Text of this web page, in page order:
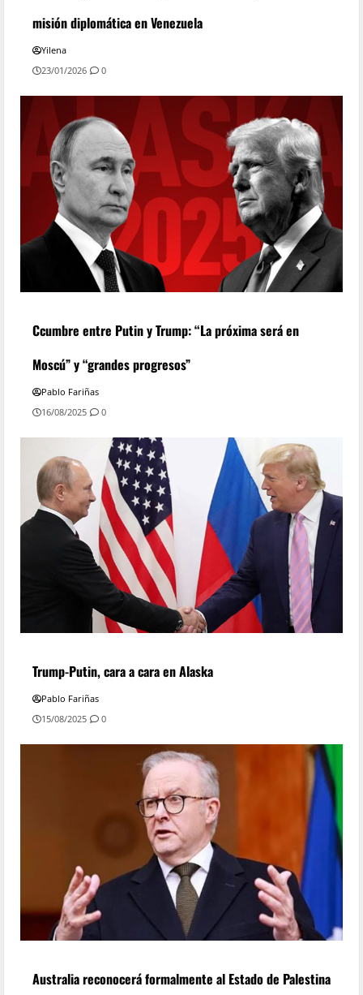
misión diplomática en Venezuela
Yilena
23/01/2026
0
Ccumbre entre Putin y Trump: “La próxima será en
Moscú” y “grandes progresos”
Pablo Fariñas
16/08/2025
0
Trump-Putin, cara a cara en Alaska
Pablo Fariñas
15/08/2025
0
Australia reconocerá formalmente al Estado de Palestina